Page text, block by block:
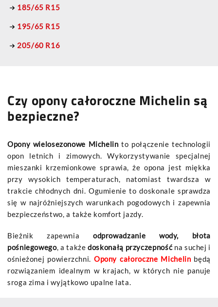
185/65 R15
195/65 R15
205/60 R16
Czy opony całoroczne Michelin są
bezpieczne?
Opony wielosezonowe Michelin to połączenie technologii
opon letnich i zimowych. Wykorzystywanie specjalnej
mieszanki krzemionkowe sprawia, że opona jest miękka
przy wysokich temperaturach, natomiast twardsza w
trakcie chłodnych dni. Ogumienie to doskonale sprawdza
się w najróżniejszych warunkach pogodowych i zapewnia
bezpieczeństwo, a także komfort jazdy.
Bieżnik zapewnia odprowadzanie wody, błota
pośniegowego, a takżedoskonałą przyczepnośćna suchej i
ośnieżonej powierzchni. Opony całoroczne Michelin będą
rozwiązaniem idealnym w krajach, w których nie panuje
sroga zima i wyjątkowo upalne lata.